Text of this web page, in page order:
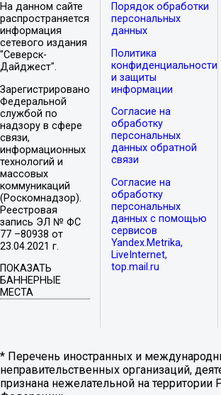
На данном сайте
распространяется
информация
сетевого издания
"Северск-
Дайджест".
Зарегистрировано
Федеральной
службой по
надзору в сфере
связи,
информационных
технологий и
массовых
коммуникаций
(Роскомнадзор).
Реестровая
запись ЭЛ № ФС
77 –80938 от
23.04.2021 г.
ПОКАЗАТЬ
БАННЕРНЫЕ
МЕСТА
Порядок обработки
персональных
данных
Политика
конфиденциальности
и защиты
информации
Согласие на
обработку
персональных
данных обратной
связи
Согласие на
обработку
персональных
данных с помощью
сервисов
Yandex.Metrika,
LiveInternet,
top.mail.ru
* Перечень иностранных и
неправительственных организаций,
признана нежелательной на территории